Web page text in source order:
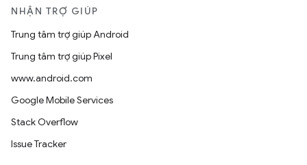
NHẬN TRỢ GIÚP
Trung tâm trợ giúp Android
Trung tâm trợ giúp Pixel
www.android.com
Google Mobile Services
Stack Overflow
Issue Tracker